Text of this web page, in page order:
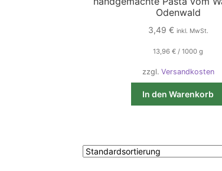
Odenwald
3,49 € inkl. MwSt.
13,96€ /1000 g
zzgl. Versandkosten
In den Warenkorb